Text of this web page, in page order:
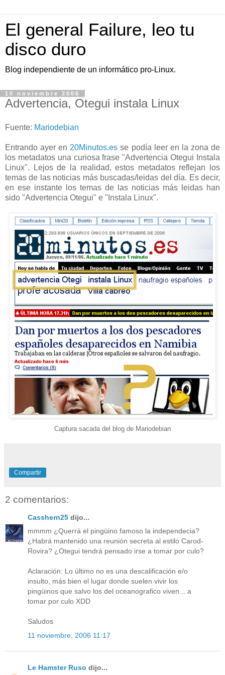
El general Failure, leo tu
disco duro
Blog independiente de un informático pro-Linux.
10 noviembre 2006
Advertencia, Otegui instala Linux
Fuente: Mariodebian
Entrando ayer en 20Minutos.es se podía leer en la zona de
los metadatos una curiosa frase "Advertencia Otegui Instala
Linux". Lejos de la realidad, estos metadatos reflejan los
temas de las noticias más buscadas/leidas del día. Es decir,
en ese instante los temas de las noticias más leidas han
sido "Advertencia Otegui" e "Instala Linux".
Captura sacada del blog de Mariodebian
Compartir
2 comentarios:
Casshern25 dijo...
mmmm ¿Querrá el pingüino famoso la independecia?
¿Habrá mantenido una reunión secreta al estilo Carod-
Rovira? ¿Otegui tendrá pensado irse a tomar por culo?
Aclaración: Lo último no es una descalificación e/o
insulto, más bien el lugar donde suelen vivir los
pingüinos que salvo los del oceanografico viven... a
tomar por culo XDD
Saludos
11 noviembre, 2006 11:17
Le Hamster Ruso dijo...